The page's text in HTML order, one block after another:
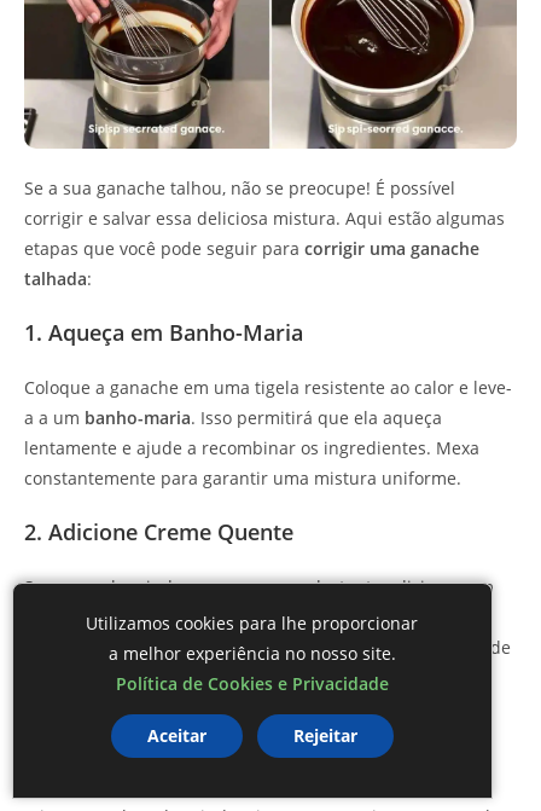
Se a sua ganache talhou, não se preocupe! É possível
corrigir e salvar essa deliciosa mistura. Aqui estão algumas
etapas que você pode seguir para corrigir uma ganache
talhada:
1. Aqueça em Banho-Maria
Coloque a ganache em uma tigela resistente ao calor e leve-
a a um banho-maria. Isso permitirá que ela aqueça
lentamente e ajude a recombinar os ingredientes. Mexa
constantemente para garantir uma mistura uniforme.
2. Adicione Creme Quente
Se a ganache ainda parecer separada, tente adicionar um
pouco decreme de leite quente. Adicione aos poucos
enquanto mistura gentilmente. Isso pode ajudar a trazer de
volta a emulsão.
3. Misture Com um Batedor
Utilizamos cookies para lhe proporcionar
a melhor experiência no nosso site.
Política de Cookies e Privacidade
Aceitar Rejeitar